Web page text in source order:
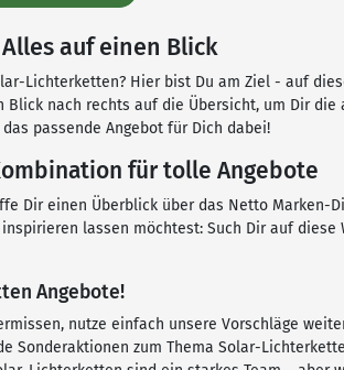
auf einen Blick
Lichterketten? Hier bist Du am Ziel - auf
Blick nach rechts auf die Übersicht, um Dir
passende Angebot für Dich dabei!
für tolle Angebote
Dir einen Überblick über das Netto Marken-
lassen möchtest: Such Dir auf diese
Angebote!
nutze einfach unsere Vorschläge
Sonderaktionen zum Thema Solar-